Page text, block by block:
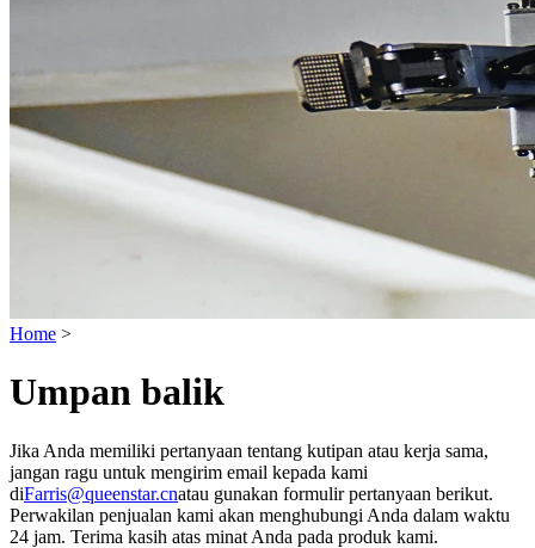
Home >
Umpan balik
Jika Anda memiliki pertanyaan tentang kutipan atau kerja sama,
jangan ragu untuk mengirim email kepada kami
diFarris@queenstar.cnatau gunakan formulir pertanyaan berikut.
Perwakilan penjualan kami akan menghubungi Anda dalam waktu
24 jam. Terima kasih atas minat Anda pada produk kami.